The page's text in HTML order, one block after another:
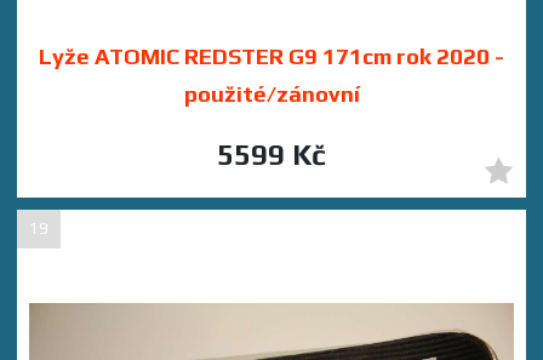
Lyže ATOMIC REDSTER G9 171cm rok 2020 -
použité/zánovní
5599 Kč
19